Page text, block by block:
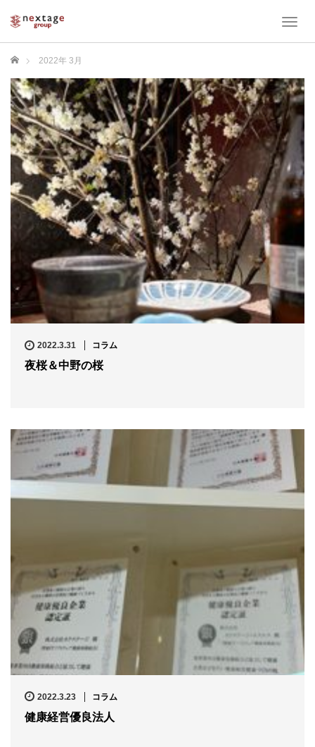
T
l
e
n
v
g
a
t
ホーム 2022年 3月
2022.3.31 コラム
夜桜＆中野の桜
2022.3.23 コラム
健康経営優良法人